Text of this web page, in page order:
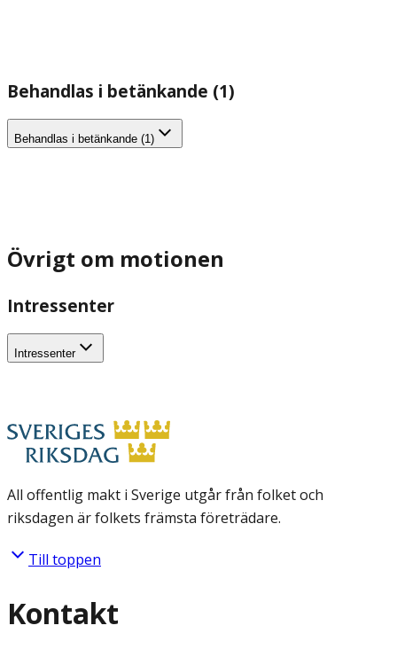
Behandlas i betänkande (1)
Behandlas i betänkande (1)
Övrigt om motionen
Intressenter
Intressenter
All offentlig makt i Sverige utgår från folket och
riksdagen är folkets främsta företrädare.
Till toppen
Kontakt